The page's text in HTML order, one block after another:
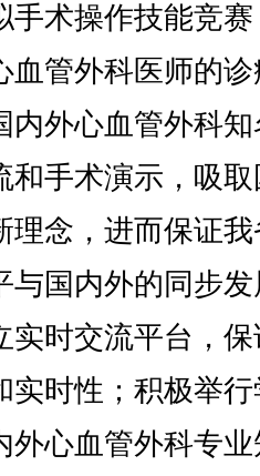
手术操作技能竞
血管外科医师的
内外心血管外科
和手术演示，吸
理念，进而保证
与国内外的同步
实时交流平台，
实时性；积极举
外心血管外科专